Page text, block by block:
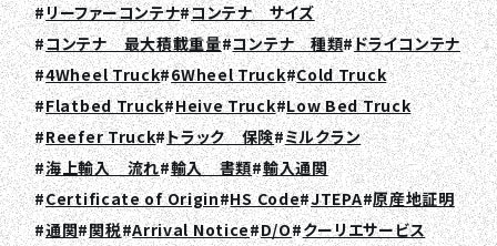
リーファーコンテナ コンテナ サイズ
コンテナ 最大積載重量 コンテナ 種類 ドライコンテナ
4Wheel Truck 6Wheel Truck Cold Truck
Flatbed Truck Heive Truck Low Bed Truck
Reefer Truck トラック 保険 ミルクラン
海上輸入 流れ 輸入 書類 輸入通関
Certificate of Origin HS Code JTEPA 原産地証明
通関 関税 Arrival Notice D/O クーリエサービス